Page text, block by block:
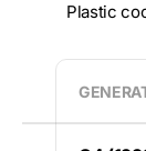
Plastic